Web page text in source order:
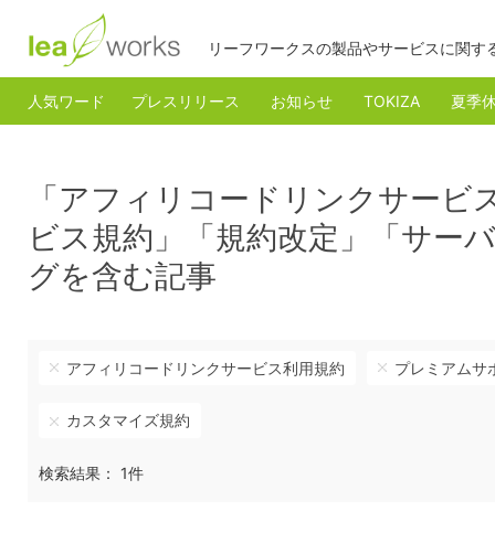
リーフワークスの製品やサービスに関
人気ワード プレスリリース お知らせ TOKIZA 夏季
「アフィリコードリンクサー
ビス規約」「規約改定」「サー
グを含む記事
アフィリコードリンクサービス利用規約 プレミアムサ
カスタマイズ規約
検索結果： 1件